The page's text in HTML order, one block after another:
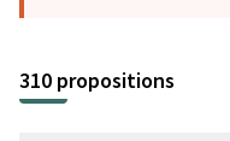
310 propositions